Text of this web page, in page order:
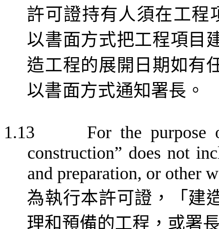
許可證持有人須在工程
以書面方式把工程項目
造工程的展開日期如有
以書面方式通知署長。
1.13
For the purpose
construction” does not
and preparation, or other
為執行本許可證，「建
理和預備的工程，或署